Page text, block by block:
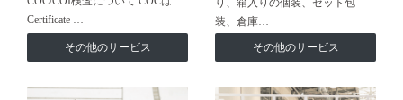
Certificate …
その他のサービス
装、倉庫…
その他のサービス